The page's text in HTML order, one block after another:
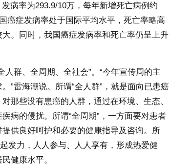
病率为293.9/10万，每年新增死亡病例约
癌症发病率处于国际平均水平，死亡率略高
。同时，我国癌症发病率和死亡率仍呈上升
、全周期、全社会”。“今年宣传周的主
”雷海潮说。所谓“全人群”，就是面向已患癌
那些没有患癌的人群，通过在环境、生态、
病的侵扰。所谓“全周期”，一方面要对患者
供良好呵护和必要的健康指导及咨询。所
发力，人人参与、人人享有，形成热爱健
健康水平。